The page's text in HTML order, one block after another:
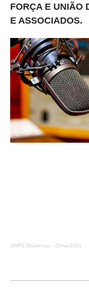
FORÇA E UNIÃO
E ASSOCIADOS.
AMPE Blumenau · 25mar2021